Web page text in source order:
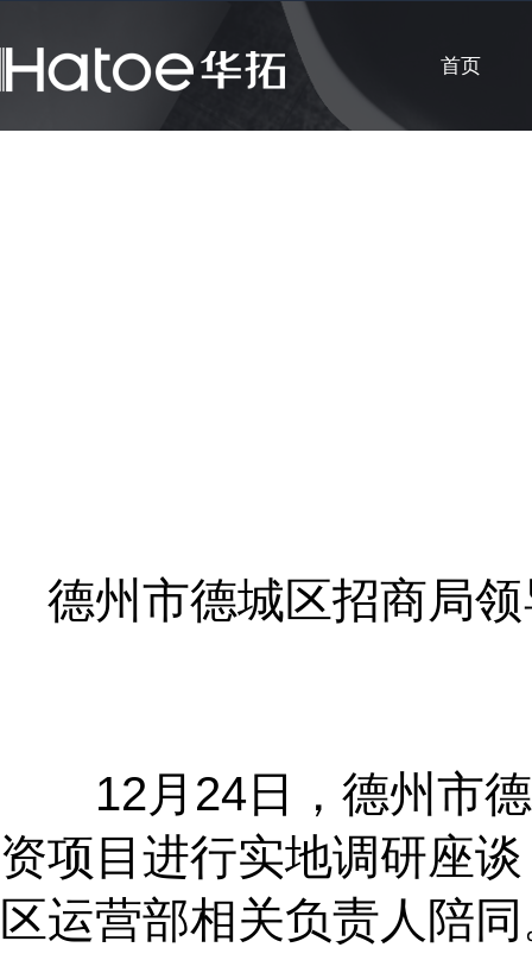
首页
公司新闻 知识课堂
德州市德城区招商局
12月24日，德州市德
资项目进行实地调研座
区运营部相关负责人陪